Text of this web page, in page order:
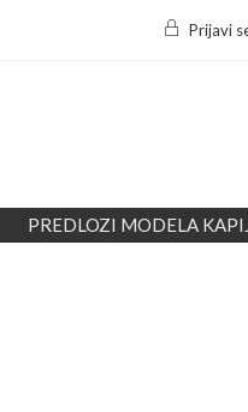
Prijavi
PREDLOZI MODELA